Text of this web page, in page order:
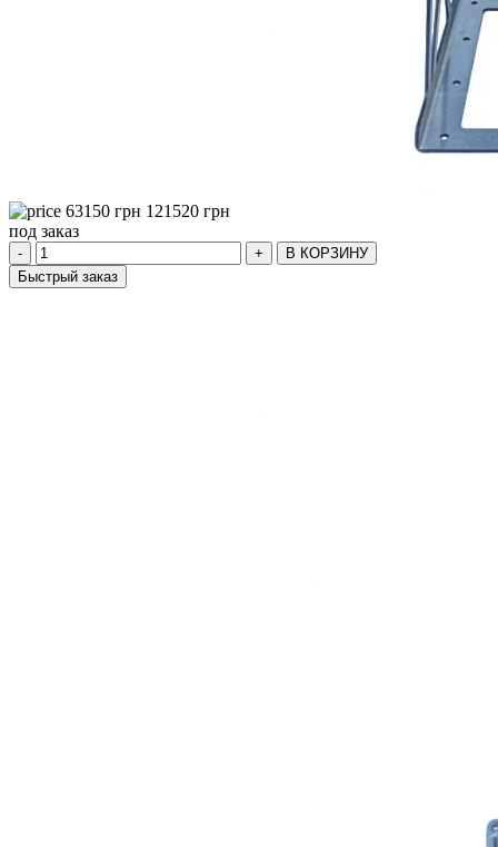
63150 грн 121520 грн
под заказ
- +
В КОРЗИНУ
Быстрый заказ